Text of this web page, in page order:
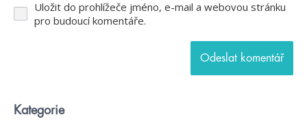
Uložit do prohlížeče jméno, e-mail a webovou stránku
pro budoucí komentáře.
Kategorie